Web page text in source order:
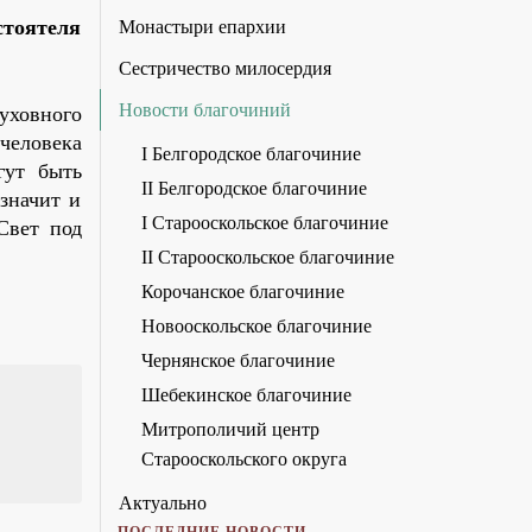
быть
и
под
Монастыри епархии
Сестричество милосердия
Новости благочиний
I Белгородское благочиние
II Белгородское благочиние
I Старооскольское благочиние
II Старооскольское благочиние
Корочанское благочиние
Новооскольское благочиние
Чернянское благочиние
Шебекинское благочиние
Митрополичий центр
Старооскольского округа
Актуально